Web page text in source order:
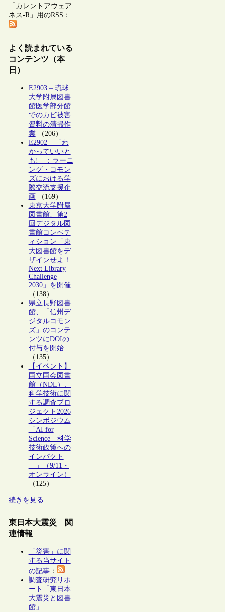
「カレントアウェア
ネス-R」用のRSS：
よく読まれている
コンテンツ（本
日）
E2903 – 琉球
大学附属図書
館医学部分館
でのカビ被害
資料の清掃作
業（206）
E2902 – 「わ
かっていいと
も!」：ラーニ
ング・コモン
ズにおける学
際交流支援企
画 （169）
東京大学附属
図書館、第2
回デジタル図
書館コンペテ
ィション「東
大図書館をデ
ザインせよ！
Next Library
Challenge
2030」を開催
（138）
県立長野図書
館、「信州デ
ジタルコモン
ズ」のコンテ
ンツにDOIの
付与を開始
（135）
【イベント】
国立国会図書
館（NDL）、
科学技術に関
する調査プロ
ジェクト2026
シンポジウム
「AI for
Science―科学
技術政策への
インパクト
―」（9/11・
オンライン）
（125）
続きを見る
東日本大震災 関
連情報
「災害」に関
する当サイト
の記事：
調査研究リポ
ート「東日本
大震災と図書
館」